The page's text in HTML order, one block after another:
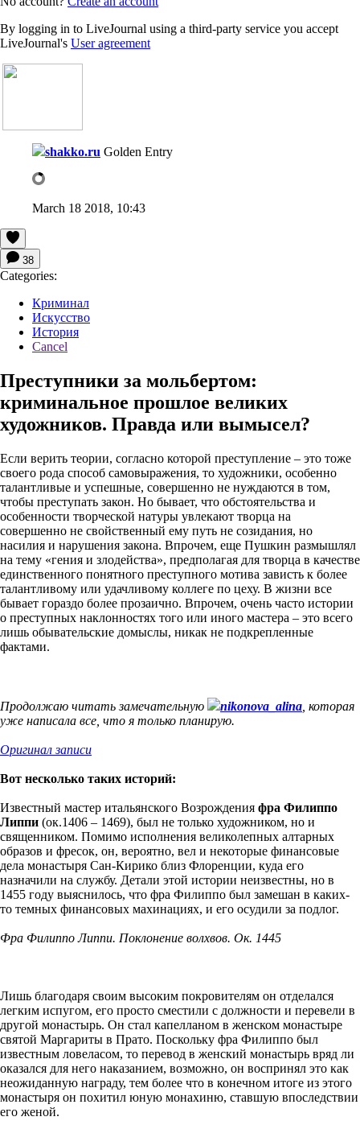
By logging in to LiveJournal using a third-party service you accept
LiveJournal's User agreement
shakko.ru Golden Entry
March 18 2018, 10:43
38
Categories:
Криминал
Искусство
История
Cancel
Преступники за мольбертом:
криминальное прошлое великих
художников. Правда или вымысел?
Если верить теории, согласно которой преступление – это тоже
своего рода способ самовыражения, то художники, особенно
талантливые и успешные, совершенно не нуждаются в том,
чтобы преступать закон. Но бывает, что обстоятельства и
особенности творческой натуры увлекают творца на
совершенно не свойственный ему путь не созидания, но
насилия и нарушения закона. Впрочем, еще Пушкин размышлял
на тему «гения и злодейства», предполагая для творца в качестве
единственного понятного преступного мотива зависть к более
талантливому или удачливому коллеге по цеху. В жизни все
бывает гораздо более прозаично. Впрочем, очень часто истории
о преступных наклонностях того или иного мастера – это всего
лишь обывательские домыслы, никак не подкрепленные
фактами.
Продолжаю читать замечательную nikonova_alina , которая
уже написала все, что я только планирую.
Оригинал записи
Вот несколько таких историй:
Известный мастер итальянского Возрождения фра Филиппо
Липпи (ок.1406 – 1469), был не только художником, но и
священником. Помимо исполнения великолепных алтарных
образов и фресок, он, вероятно, вел и некоторые финансовые
дела монастыря Сан-Кирико близ Флоренции, куда его
назначили на службу. Детали этой истории неизвестны, но в
1455 году выяснилось, что фра Филиппо был замешан в каких-
то темных финансовых махинациях, и его осудили за подлог.
Фра Филиппо Липпи. Поклонение волхвов. Ок. 1445
Лишь благодаря своим высоким покровителям он отделался
легким испугом, его просто сместили с должности и перевели в
другой монастырь. Он стал капелланом в женском монастыре
святой Маргариты в Прато. Поскольку фра Филиппо был
известным ловеласом, то перевод в женский монастырь вряд ли
оказался для него наказанием, возможно, он воспринял это как
неожиданную награду, тем более что в конечном итоге из этого
монастыря он похитил юную монахиню, ставшую впоследствии
его женой.